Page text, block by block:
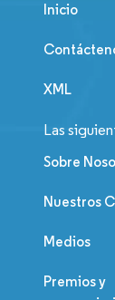
Inicio
XML
Las
Sobre
Nuestros
Medios
Premios y